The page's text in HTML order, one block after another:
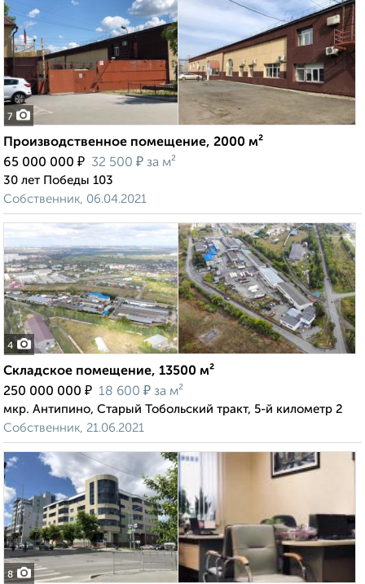
7
Производственное помещение, 2000 м²
65 000 000 ₽ 32 500 ₽ за м²
30 лет Победы 103
Собственник, 06.04.2021
4
Складское помещение, 13500 м²
250 000 000 ₽ 18 600 ₽ за м²
мкр. Антипино, Старый Тобольский тракт, 5-й километр 2
Собственник, 21.06.2021
8